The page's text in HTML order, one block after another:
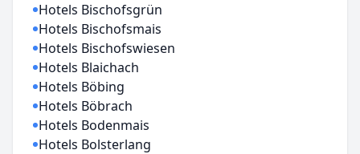
Hotels Bischofsgrün
Hotels Bischofsmais
Hotels Bischofswiesen
Hotels Blaichach
Hotels Böbing
Hotels Böbrach
Hotels Bodenmais
Hotels Bolsterlang